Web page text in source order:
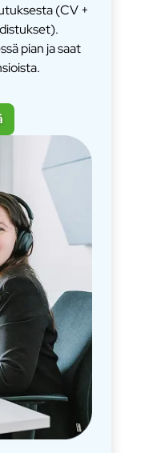
(CV +
pian ja saat